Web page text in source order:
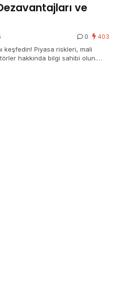
ve
0 403
keşfedin! Piyasa riskleri, mali
hakkında bilgi sahibi olun.